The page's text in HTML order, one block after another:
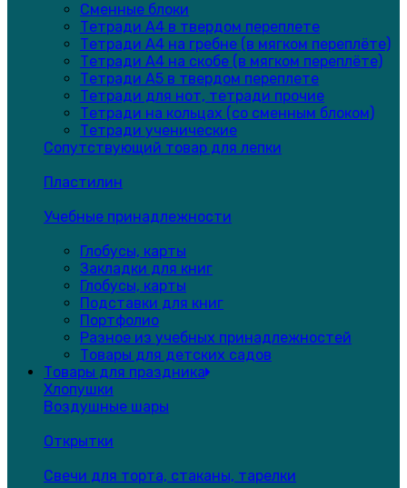
Сменные блоки
Тетради А4 в твердом переплете
Тетради А4 на гребне (в мягком переплёте)
Тетради А4 на скобе (в мягком переплёте)
Тетради А5 в твердом переплете
Тетради для нот, тетради прочие
Тетради на кольцах (со сменным блоком)
Тетради ученические
Сопутствующий товар для лепки
Пластилин
Учебные принадлежности
Глобусы, карты
Закладки для книг
Глобусы, карты
Подставки для книг
Портфолио
Разное из учебных принадлежностей
Товары для детских садов
Товары для праздника
Хлопушки
Воздушные шары
Открытки
Свечи для торта, стаканы, тарелки